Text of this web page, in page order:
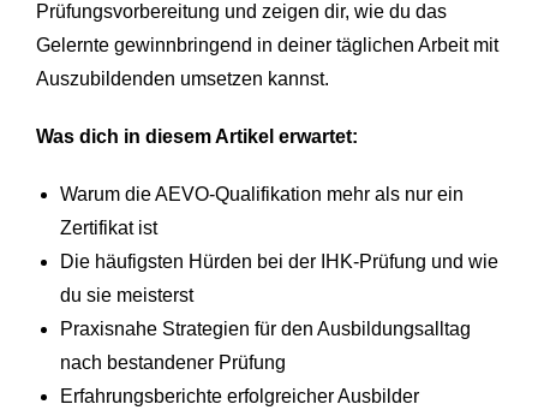
Prüfungsvorbereitung und zeigen dir, wie du das
Gelernte gewinnbringend in deiner täglichen Arbeit mit
Auszubildenden umsetzen kannst.
Was dich in diesem Artikel erwartet:
Warum die AEVO-Qualifikation mehr als nur ein
Zertifikat ist
Die häufigsten Hürden bei der IHK-Prüfung und wie
du sie meisterst
Praxisnahe Strategien für den Ausbildungsalltag
nach bestandener Prüfung
Erfahrungsberichte erfolgreicher Ausbilder